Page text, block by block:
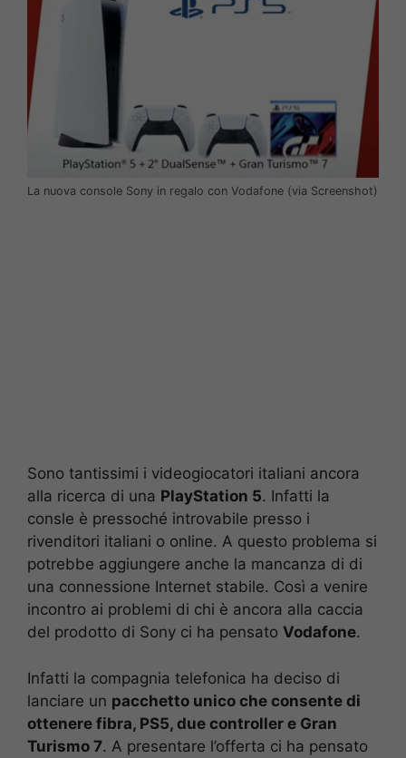
La nuova console Sony in regalo con Vodafone (via Screenshot)
Sono tantissimi i videogiocatori italiani ancora
alla ricerca di una PlayStation 5. Infatti la
consle è pressoché introvabile presso i
rivenditori italiani o online. A questo problema si
potrebbe aggiungere anche la mancanza di di
una connessione Internet stabile. Così a venire
incontro ai problemi di chi è ancora alla caccia
del prodotto di Sony ci ha pensato Vodafone.
Infatti la compagnia telefonica ha deciso di
lanciare un pacchetto unico che consente di
ottenere fibra, PS5, due controller e Gran
Turismo 7. A presentare l’offerta ci ha pensato